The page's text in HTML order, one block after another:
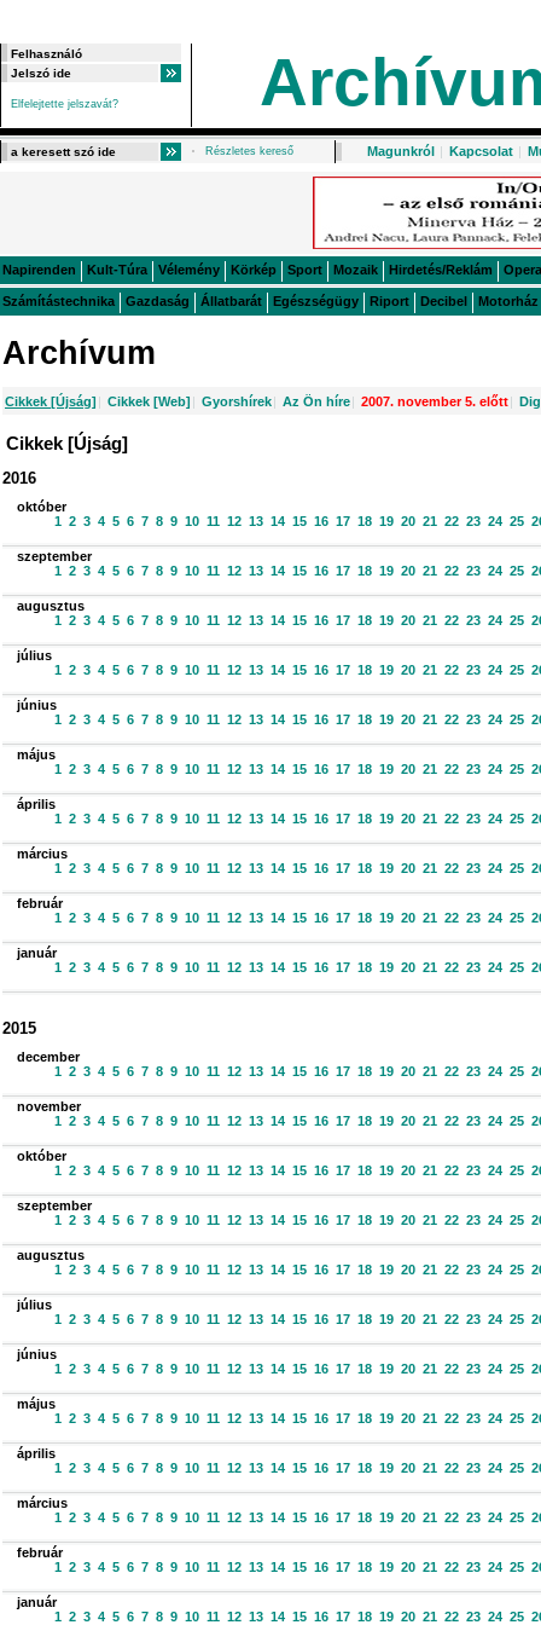
Elfelejtette jelszavát?
Részletes kereső Magunkról | Kapcsolat |
Napirenden Kult-Túra Vélemény Körkép Sport Mozaik Hirdetés/Reklám Opera
Számítástechnika Gazdaság Állatbarát Egészségügy Riport Decibel Motorház
Archívum
Cikkek [Újság] | Cikkek [Web] | Gyorshírek| Az Ön híre| 2007. november 5. előtt|
Cikkek [Újság]
2016
október
1 2 3 4 5 6 7 8 9 10 11 12 13 14 15 16 17 18 19 20 21 22 23 24 25
szeptember
1 2 3 4 5 6 7 8 9 10 11 12 13 14 15 16 17 18 19 20 21 22 23 24 25
augusztus
1 2 3 4 5 6 7 8 9 10 11 12 13 14 15 16 17 18 19 20 21 22 23 24 25
július
1 2 3 4 5 6 7 8 9 10 11 12 13 14 15 16 17 18 19 20 21 22 23 24 25
június
1 2 3 4 5 6 7 8 9 10 11 12 13 14 15 16 17 18 19 20 21 22 23 24 25
május
1 2 3 4 5 6 7 8 9 10 11 12 13 14 15 16 17 18 19 20 21 22 23 24 25
április
1 2 3 4 5 6 7 8 9 10 11 12 13 14 15 16 17 18 19 20 21 22 23 24 25
március
1 2 3 4 5 6 7 8 9 10 11 12 13 14 15 16 17 18 19 20 21 22 23 24 25
február
1 2 3 4 5 6 7 8 9 10 11 12 13 14 15 16 17 18 19 20 21 22 23 24 25
január
1 2 3 4 5 6 7 8 9 10 11 12 13 14 15 16 17 18 19 20 21 22 23 24 25
2015
december
1 2 3 4 5 6 7 8 9 10 11 12 13 14 15 16 17 18 19 20 21 22 23 24 25
november
1 2 3 4 5 6 7 8 9 10 11 12 13 14 15 16 17 18 19 20 21 22 23 24 25
október
1 2 3 4 5 6 7 8 9 10 11 12 13 14 15 16 17 18 19 20 21 22 23 24 25
szeptember
1 2 3 4 5 6 7 8 9 10 11 12 13 14 15 16 17 18 19 20 21 22 23 24 25
augusztus
1 2 3 4 5 6 7 8 9 10 11 12 13 14 15 16 17 18 19 20 21 22 23 24 25
július
1 2 3 4 5 6 7 8 9 10 11 12 13 14 15 16 17 18 19 20 21 22 23 24 25
június
1 2 3 4 5 6 7 8 9 10 11 12 13 14 15 16 17 18 19 20 21 22 23 24 25
május
1 2 3 4 5 6 7 8 9 10 11 12 13 14 15 16 17 18 19 20 21 22 23 24 25
április
1 2 3 4 5 6 7 8 9 10 11 12 13 14 15 16 17 18 19 20 21 22 23 24 25
március
1 2 3 4 5 6 7 8 9 10 11 12 13 14 15 16 17 18 19 20 21 22 23 24 25
február
1 2 3 4 5 6 7 8 9 10 11 12 13 14 15 16 17 18 19 20 21 22 23 24 25
január
1 2 3 4 5 6 7 8 9 10 11 12 13 14 15 16 17 18 19 20 21 22 23 24 25